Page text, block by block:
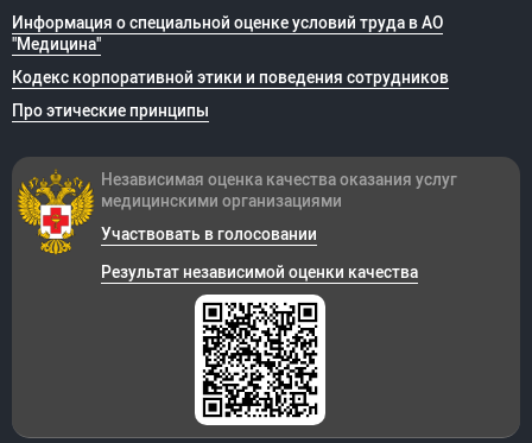
Информация о специальной оценке условий труда в АО
"Медицина"
Кодекс корпоративной этики и поведения сотрудников
Про этические принципы
Независимая оценка качества оказания услуг
медицинскими организациями
Участвовать в голосовании
Результат независимой оценки качества